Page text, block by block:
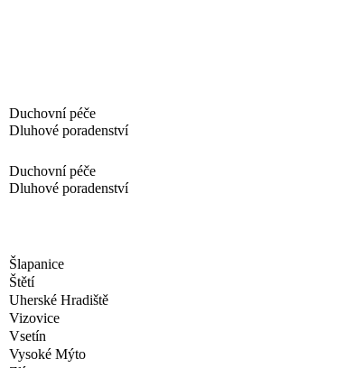
Duchovní péče
Dluhové poradenství
Duchovní péče
Dluhové poradenství
Šlapanice
Štětí
Uherské Hradiště
Vizovice
Vsetín
Vysoké Mýto